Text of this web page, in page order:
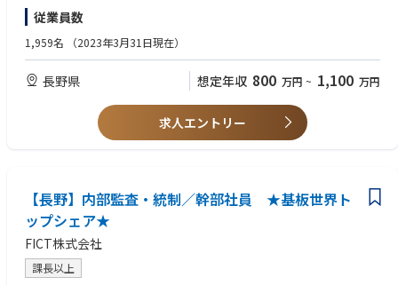
【期待すること】
同社は、海外売上がおよそ9割で、ペットボトル成形機世界トップブラン
ドの自負をもっています。
国内200名規模の人員で、インド・日本の生産、世界への販売、サービス
のオペレーションを実施しています。
ての事業拡大をともに考えていただける方を募集しています。
■当社製品について：
当社の製品はPETボトルを中心とするプラスチック容器の成形機械です。
大量生産から少量生産まで幅広いニーズに応えることができる機械を製造
しています。設立40年近くになる当社の技術力は非常に高く、飲料メーカ
ーだけでなく化粧品メーカー、食品メーカーなどにも導入いただいていま
す。インドにも工場を構えているため海外からの引き合いも強いグローバ
【歓迎】
・英語：日常会話レベル以上（初級）
・製造業での品質管理の経験
・製造業での原価管理の経験
従業員数
1,959名 （2023年3月31日現在）
長野県 想定年収 800 万円 ~ 1,100 万円
求人エントリー
【長野】内部監査・統制／幹部社員 ★基板世界ト
ップシェア★
FICT株式会社
課長以上